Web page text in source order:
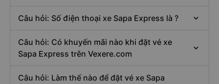
Câu hỏi: Số điện thoại xe Sapa Express là ?
Câu hỏi: Có khuyến mãi nào khi đặt vé xe
Sapa Express trên Vexere.com
Câu hỏi: Làm thế nào để đặt vé xe Sapa